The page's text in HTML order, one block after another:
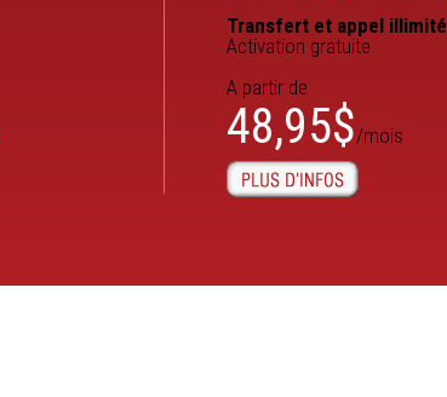
Transfert et appel illimité
Activation gratuite
A partir de
48,95$/mois